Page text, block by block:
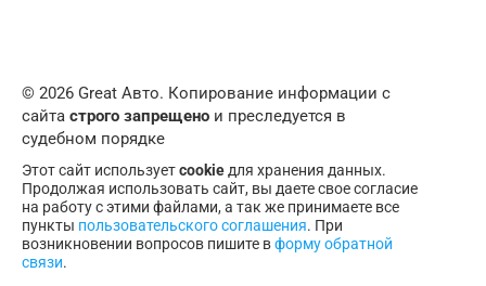
© 2026 Great Авто. Копирование информации с
сайта строго запрещено и преследуется в
судебном порядке
Этот сайт используетcookieдля хранения данных.
Продолжая использовать сайт, вы даете свое согласие
на работу с этими файлами, а так же принимаете все
пункты пользовательского соглашения. При
возникновении вопросов пишите вформу обратной
связи.